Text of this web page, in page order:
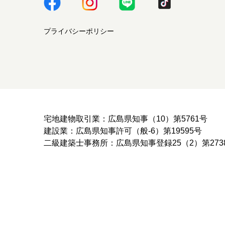
プライバシーポリシー
宅地建物取引業：広島県知事（10）第5761号
建設業：広島県知事許可（般-6）第19595号
二級建築士事務所：広島県知事登録25（2）第